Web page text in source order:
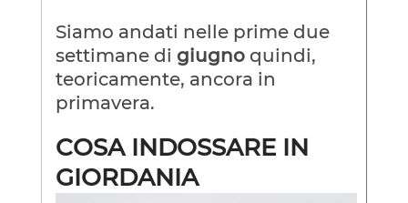
Siamo andati nelle prime due
settimane di giugnoquindi,
teoricamente, ancora in
primavera.
COSA INDOSSARE IN
GIORDANIA